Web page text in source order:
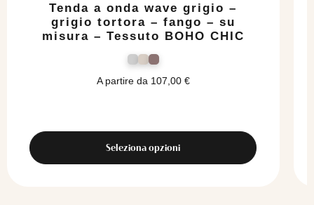
Tenda a onda wave grigio –
grigio tortora – fango – su
misura – Tessuto BOHO CHIC
A partire da 107,00 €
Seleziona opzioni